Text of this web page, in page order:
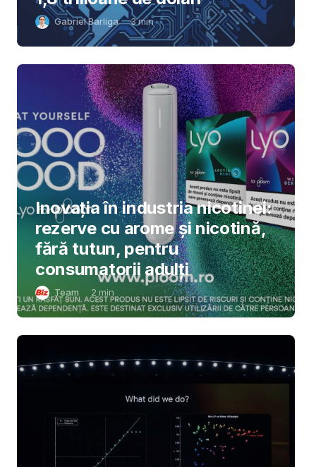
Gabriel Barliga 3min
Inovația în industria nicotinei:
rezerve cu arome și nicotină,
fără tutun, pentru
consumatorii adulți
Team 2 min